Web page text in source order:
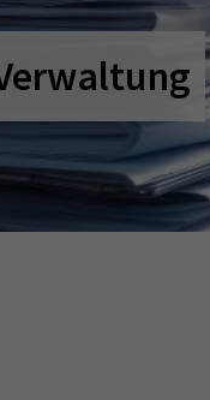
können Sie auch